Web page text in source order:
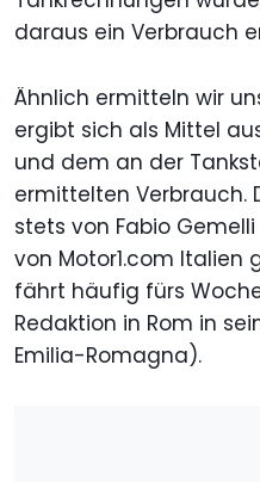
daraus ein Verbrauch
Ähnlich ermitteln wir
ergibt sich als Mittel
und dem an der
ermittelten Verbrauch.
stets von Fabio Gemelli
von Motor1.com Italien
fährt häufig fürs
Redaktion in Rom in
Emilia-Romagna).